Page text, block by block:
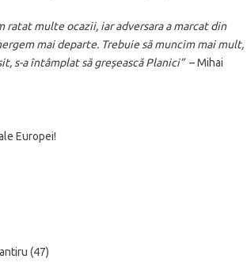
ratat multe ocazii, iar adversara a marcat din
mai departe. Trebuie să muncim mai mult,
s-a întâmplat să greșească Planici”– Mihai
Europei!
(47)